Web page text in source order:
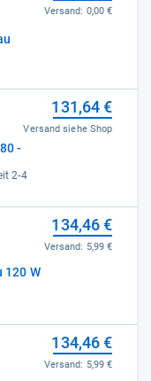
Versand: 0,00 €
-
2-4
131,64 €
Versand siehe Shop
120 W
134,46 €
Versand: 5,99 €
134,46 €
Versand: 5,99 €